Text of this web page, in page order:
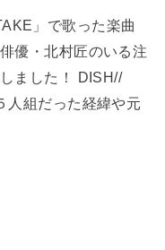
」で歌った楽曲
優・北村匠のいる注
ました！ DISH//
人組だった経緯や元